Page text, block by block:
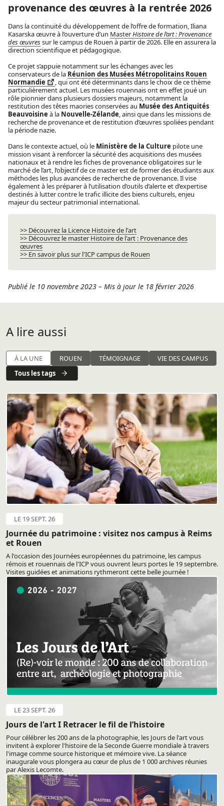
provenance des œuvres à la rentrée 2026
Dans la continuité du développement de l’offre de formation, Iliana
Kasarska œuvre à l’ouverture d’un MasterHistoire de l’art : Provenance
des œuvressur le campus de Rouen à partir de 2026. Elle en assurera la
direction scientifique et pédagogique.
Ce projet s’appuie notamment sur les échanges avec les
conservateurs de la Réunion des Musées Métropolitains Rouen
Normandie
, qui ont été déterminants dans le choix de ce thème
particulièrement actuel. Les musées rouennais ont en effet joué un
rôle pionnier dans plusieurs dossiers majeurs, notamment la
restitution des têtes maories conservées au Musée des Antiquités
Beauvoisine à la Nouvelle-Zélande, ainsi que dans les missions de
recherche de provenance et de restitution d’œuvres spoliées pendant
la période nazie.
Dans le contexte actuel, où le Ministère de la Culture pilote une
mission visant à renforcer la sécurité des acquisitions des musées
nationaux et à rendre les fiches de provenance obligatoires sur le
marché de l’art, l’objectif de ce master est de former des étudiants aux
méthodes les plus avancées de recherche de provenance. Il vise
également à les préparer à l’utilisation d’outils d’alerte et d’expertise
destinés à lutter contre le trafic illicite des biens culturels, enjeu
majeur du secteur patrimonial international.
>> Découvrez la Licence Histoire de l'art
>> Découvrez le master Histoire de l'art : Provenance des
œuvres
>> En savoir plus sur l'ICP campus de Rouen
Publié le 10 novembre 2023 – Mis à jour le 18 février 2026
A lire aussi
À LA UNE ROUEN TÉMOIGNAGE
VIE DES CAMPUS
Tous les tags
LE 19 SEPT. 26
Journée du patrimoine : visitez nos campus à Reims
et Rouen
A l'occasion des Journées européennes du patrimoine, les campus
rémois et rouennais de l'ICP vous ouvrent leurs portes le 19 septembre.
Visites guidées et animations rythmeront cette belle journée !
LE 23 SEPT. 26
Jours de l'art I Retracer le fil de l’histoire
Pour célébrer les 200 ans de la photographie, les Jours de l'art vous
invitent à explorer l'histoire de la Seconde Guerre mondiale à travers
l'image comme source historique et mémoire vive. La séance
inaugurale vous plongera au cœur de plus de 1 000 archives réunies
par Alexis Lecomte.